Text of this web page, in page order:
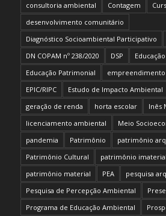
consultoria ambiental
Contagem
desenvolvimento comunitário
Diagnóstico Socioambiental Participativo
DN COPAM nº 238/2020
DSP
Educação Patrimonial
EPIC/RIPC
Estudo de Impacto Ambiental
geração de renda
horta escolar
Inês
licenciamento ambiental
Meio
pandemia
Patrimônio
patrimônio
Patrimônio Cultural
patrimônio imaterial
patrimônio material
PEA
pesquisa
Pesquisa de Percepção Ambiental
Programa de Educação Ambiental